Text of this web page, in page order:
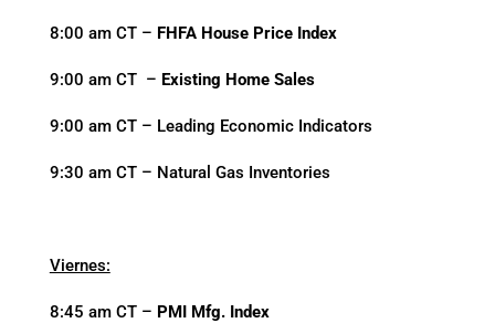
8:00 am CT – FHFA House Price Index
9:00 am CT – Existing Home Sales
9:00 am CT – Leading Economic Indicators
9:30 am CT – Natural Gas Inventories
Viernes:
8:45 am CT – PMI Mfg. Index